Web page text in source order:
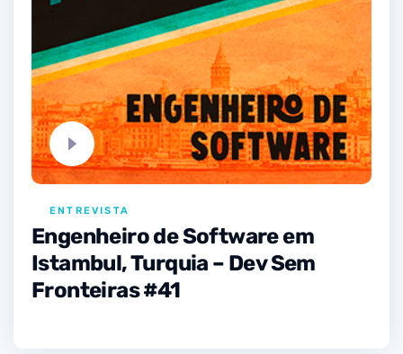
ENTREVISTA
Engenheiro de Software em
Istambul, Turquia – Dev Sem
Fronteiras #41